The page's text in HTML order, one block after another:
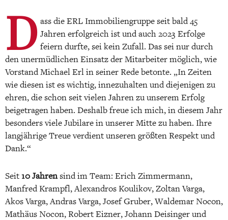
D ass die ERL Immobiliengruppe seit bald 45
Jahren erfolgreich ist und auch 2023 Erfolge
feiern durfte, sei kein Zufall. Das sei nur durch
den unermüdlichen Einsatz der Mitarbeiter möglich, wie
Vorstand Michael Erl in seiner Rede betonte. „In Zeiten
wie diesen ist es wichtig, innezuhalten und diejenigen zu
ehren, die schon seit vielen Jahren zu unserem Erfolg
beigetragen haben. Deshalb freue ich mich, in diesem Jahr
besonders viele Jubilare in unserer Mitte zu haben. Ihre
langjährige Treue verdient unseren größten Respekt und
Dank.“
Seit10 Jahrensind im Team: Erich Zimmermann,
Manfred Krampfl, Alexandros Koulikov, Zoltan Varga,
Akos Varga, Andras Varga, Josef Gruber, Waldemar Nocon,
Mathäus Nocon, Robert Eizner, Johann Deisinger und